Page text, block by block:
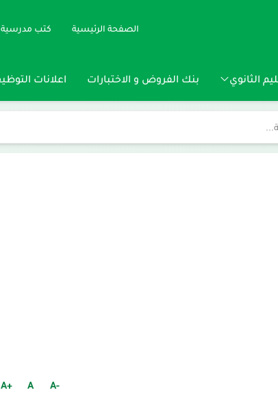
الصفحة الرئيسية كتب مدرسية
الثانوي بنك الفروض و الاختبارات اعلانات
+A A -A